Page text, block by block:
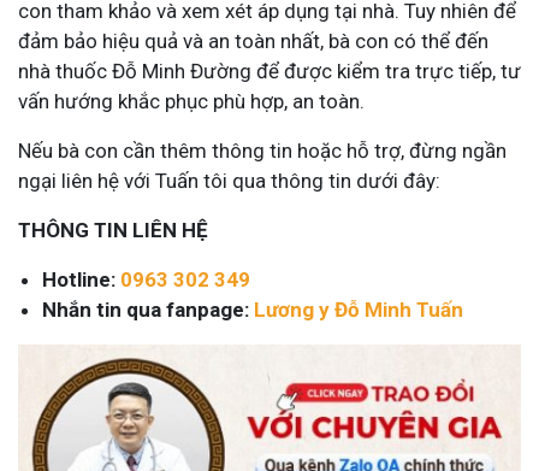
con tham khảo và xem xét áp dụng tại nhà. Tuy nhiên để
đảm bảo hiệu quả và an toàn nhất, bà con có thể đến
nhà thuốc Đỗ Minh Đường để được kiểm tra trực tiếp, tư
vấn hướng khắc phục phù hợp, an toàn.
Nếu bà con cần thêm thông tin hoặc hỗ trợ, đừng ngần
ngại liên hệ với Tuấn tôi qua thông tin dưới đây:
THÔNG TIN LIÊN HỆ
Hotline: 0963 302 349
Nhắn tin qua fanpage: Lương y Đỗ Minh Tuấn